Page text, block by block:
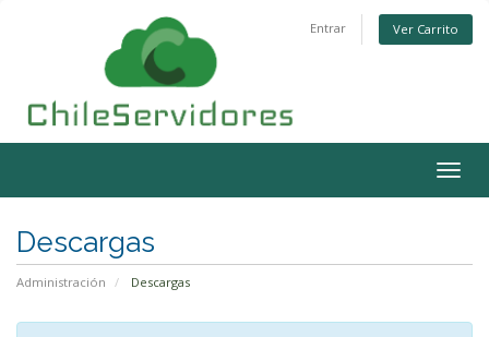
Entrar Ver Carrito
Descargas
Administración Descargas